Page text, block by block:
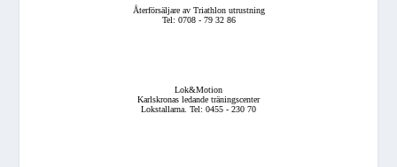
Återförsäljare av Triathlon utrustning
Tel: 0708 - 79 32 86
Lok&Motion
Karlskronas ledande träningscenter
Lokstallarna. Tel: 0455 - 230 70